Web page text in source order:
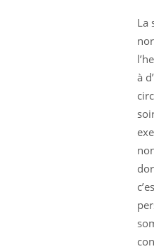
La
à
Eczéma
expliquer
Il y a des
d'autres non
questions